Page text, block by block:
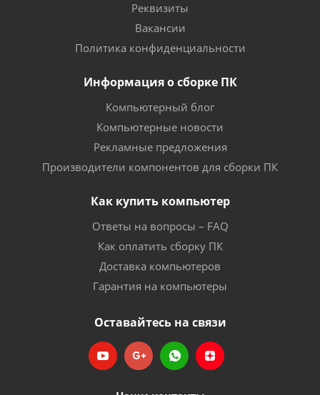
Реквизиты
Вакансии
Политика конфиденциальности
Информация о сборке ПК
Компьютерный блог
Компьютерные новости
Рекламные предложения
Производители компонентов для сборки ПК
Как купить компьютер
Ответы на вопросы – FAQ
Как оплатить сборку ПК
Доставка компьютеров
Гарантия на компьютеры
Оставайтесь на связи